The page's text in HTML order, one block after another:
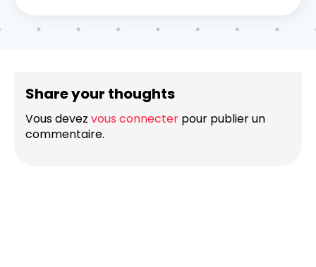
Share your thoughts
Vous devez vous connecter pour publier un
commentaire.